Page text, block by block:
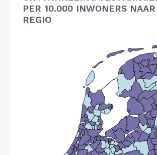
PER 10.000 INWONERS NAAR
REGIO